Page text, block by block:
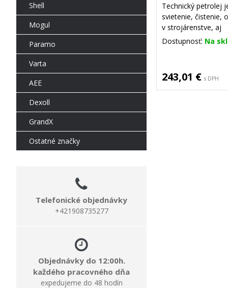
Technický petrolej
svietenie, čistenie,
v strojárenstve, aj
ako akcelerátor
vybranú frakciu
Dostupnosť: Na
243,01 € s DPH
Shell
Mogul
Paramo
Varta
AEE
Dexoll
GrandX
Ostatné značky
Telefonické objednávky
+421908735277
Objednávky do 12:00h.
každého pracovného dňa
expedujeme do 48 hodín